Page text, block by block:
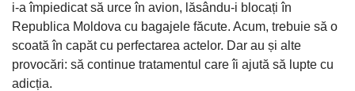
i-a împiedicat să urce în avion, lăsându-i blocați în
Republica Moldova cu bagajele făcute. Acum, trebuie să o
scoată în capăt cu perfectarea actelor. Dar au și alte
provocări: să continue tratamentul care îi ajută să lupte cu
adicția.